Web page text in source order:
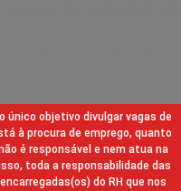
único objetivo divulgar vagas de
à procura de emprego, quanto
é responsável e nem atua na
toda a responsabilidade das
do RH que nos